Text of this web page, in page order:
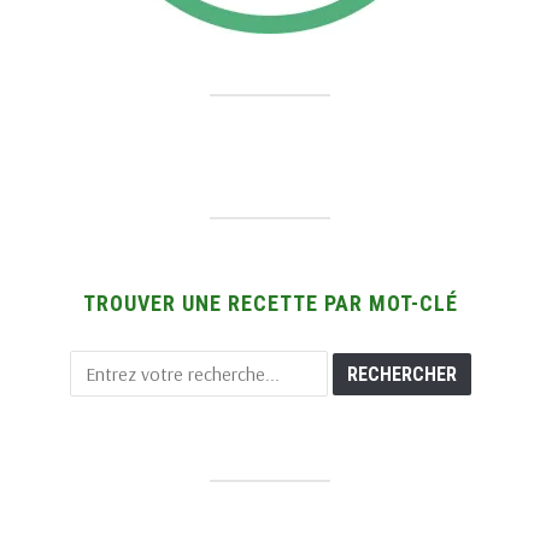
TROUVER UNE RECETTE PAR MOT-CLÉ